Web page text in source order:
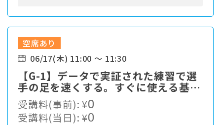
空席あり
06/17(木) 11:00 ～ 11:30
【G-1】データで実証された練習で選
手の足を速くする。すぐに使える基本
をお伝えします。
受講料(事前):¥0
受講料(当日):¥0